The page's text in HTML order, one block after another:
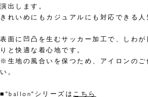
演出します。
きれいめにもカジュアルにも対応できる人
表面に凹凸を生むサッカー加工で、しわ
りと快適な着心地です。
※生地の風合いを保つため、アイロンのご
い。
■"ballon"シリーズは こちら